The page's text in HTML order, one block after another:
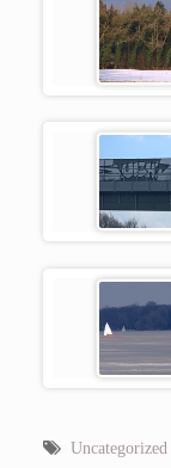
Uncategorized